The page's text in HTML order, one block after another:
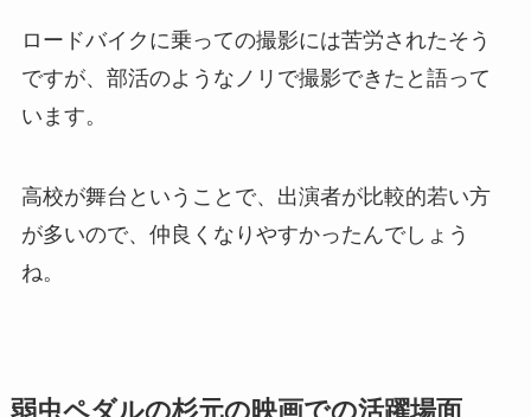
ロードバイクに乗っての撮影には苦労されたそう
ですが、部活のようなノリで撮影できたと語って
います。
高校が舞台ということで、出演者が比較的若い方
が多いので、仲良くなりやすかったんでしょう
ね。
弱虫ペダルの杉元の映画での活躍場面